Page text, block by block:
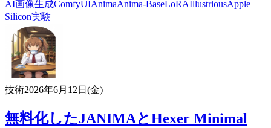
AI画像生成ComfyUIAnimaAnima-BaseLoRAIllustriousApple
Silicon実験
技術2026年6月12日(金)
無料化したJANIMAとHexer Minimal